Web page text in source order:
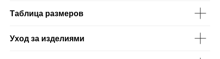
Таблица размеров
Уход за изделиями